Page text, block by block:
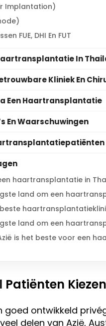
Implantation)
FUE, DHI En FUT
In
Kliniek En
Een Haartransplantatie
En Waarschuwingen
haartransplantatie in
land om een
land om een
is het beste voor een
Patiënten
goed ontwikkeld
delen van Azië,